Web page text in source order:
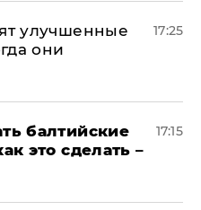
улучшенные
они
17:25
балтийские
это сделать –
17:15